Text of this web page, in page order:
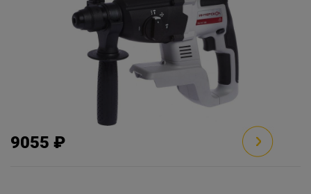
9055 ₽